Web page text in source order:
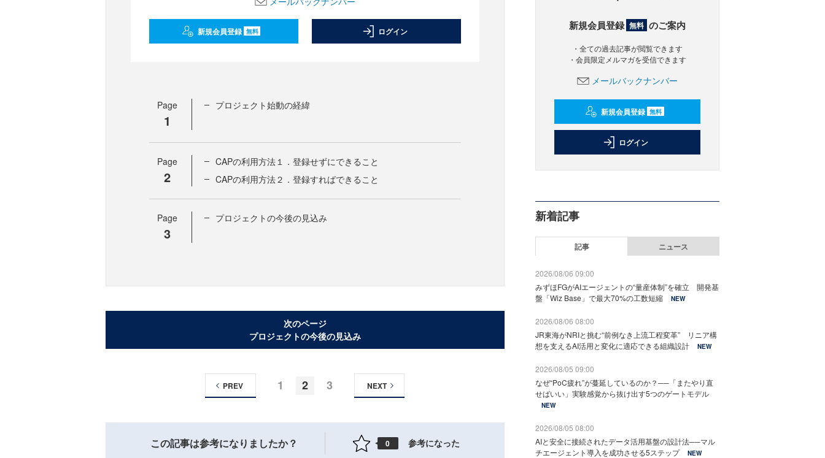
新規会員登録 無料 ログイン
Page
1
プロジェクト始動の経緯
Page
2
CAPの利用方法１．登録せずにできること
CAPの利用方法２．登録すればできること
Page
3
プロジェクトの今後の見込み
次のページ
プロジェクトの今後の見込み
1 2 3
PREV NEXT
この記事は参考になりましたか？ 0 参考になった
新規会員登録 無料 のご案内
・全ての過去記事が閲覧できます
・会員限定メルマガを受信できます
メールバックナンバー
新規会員登録 無料
ログイン
新着記事
記事 ニュース
2026/08/06 09:00
みずほFGがAIエージェントの“量産体制”を確立 開発基
盤「Wiz Base」で最大70%の工数短縮
NEW
2026/08/06 08:00
JR東海がNRIと挑む“前例なき上流工程変革” リニア構
想を支えるAI活用と変化に適応できる組織設計
NEW
2026/08/05 09:00
なぜ“PoC疲れ”が蔓延しているのか？──「またやり直
せばいい」実験感覚から抜け出す5つのゲートモデル
NEW
2026/08/05 08:00
AIと安全に接続されたデータ活用基盤の設計法──マル
チエージェント導入を成功させる5ステップ
NEW